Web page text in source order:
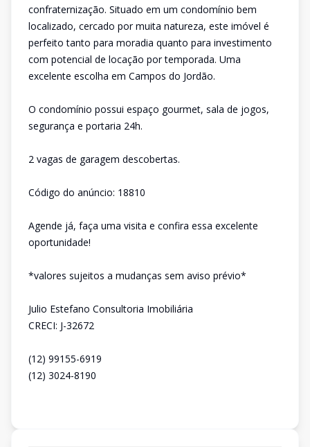
confraternização. Situado em um condomínio bem
localizado, cercado por muita natureza, este imóvel é
perfeito tanto para moradia quanto para investimento
com potencial de locação por temporada. Uma
excelente escolha em Campos do Jordão.
O condomínio possui espaço gourmet, sala de jogos,
segurança e portaria 24h.
2 vagas de garagem descobertas.
Código do anúncio: 18810
Agende já, faça uma visita e confira essa excelente
oportunidade!
*valores sujeitos a mudanças sem aviso prévio*
Julio Estefano Consultoria Imobiliária
CRECI: J-32672
(12) 99155-6919
(12) 3024-8190